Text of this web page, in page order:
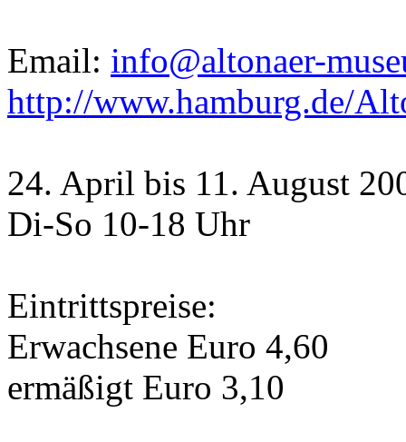
Email: info@altonaer-
http://www.hamburg.de/
24. April bis 11. August
Di-So 10-18 Uhr
Eintrittspreise:
Erwachsene Euro 4,60
ermäßigt Euro 3,10